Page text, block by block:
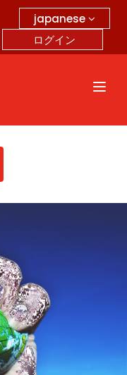
japanese
ログイン